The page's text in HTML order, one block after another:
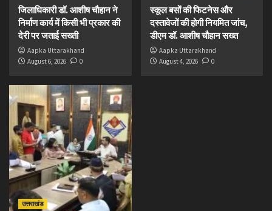
जिलाधिकारी डॉ. आशीष चौहान ने
निर्माण कार्य में किसी भी प्रकार की
देरी पर जताई सख्ती
Aapka Uttarakhand
August 6, 2026
0
स्कूल बसों की फिटनेस और
दस्तावेजों की होगी नियमित जांच,
डीएम डॉ. आशीष चौहान सख्त
Aapka Uttarakhand
August 4, 2026
0
उत्तराखंड